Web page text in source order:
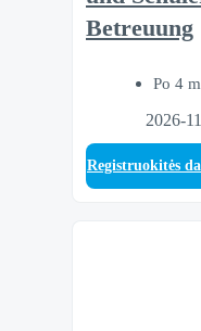
Betreuung
Po 4
2026-
Registruokitės